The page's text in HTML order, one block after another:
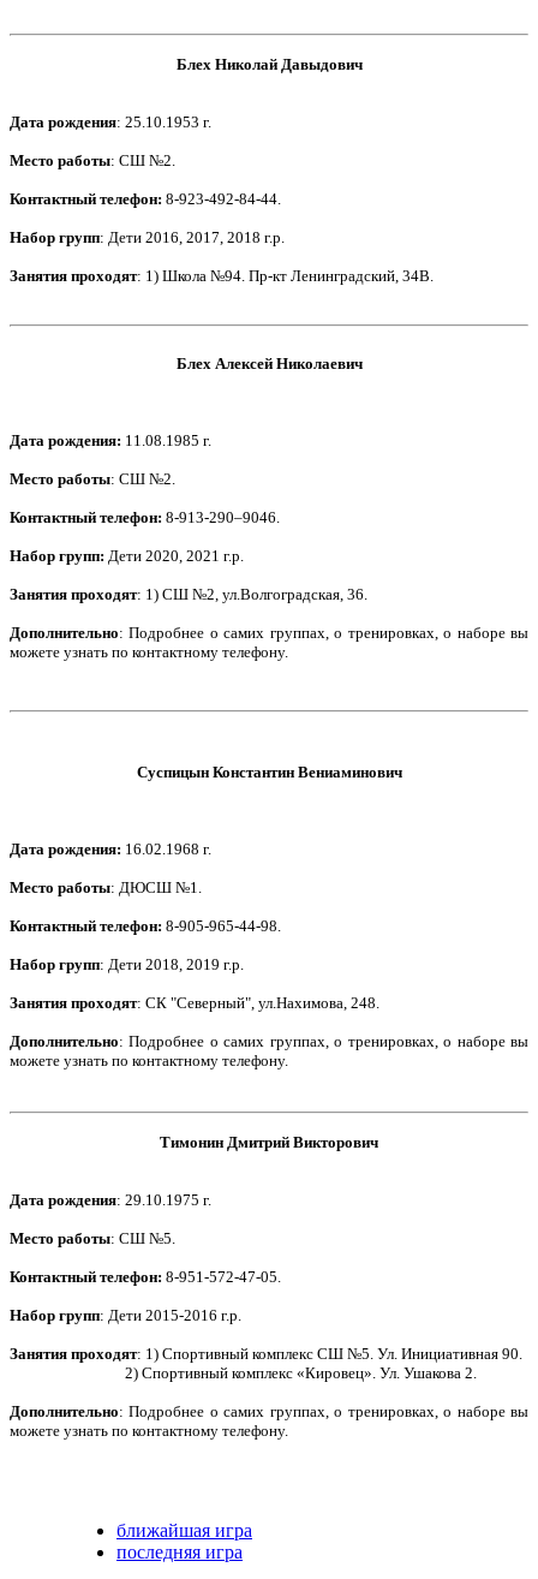
Блех Николай Давыдович
Дата рождения: 25.10.1953 г.
Место работы: СШ №2.
Контактный телефон: 8-923-492-84-44.
Набор групп: Дети 2016, 2017, 2018 г.р.
Занятия проходят: 1) Школа №94. Пр-кт Ленинградский, 34В.
Блех Алексей Николаевич
Дата рождения: 11.08.1985 г.
Место работы: СШ №2.
Контактный телефон: 8-913-290–9046.
Набор групп: Дети 2020, 2021 г.р.
Занятия проходят: 1) СШ №2, ул.Волгоградская, 36.
Дополнительно: Подробнее о самих группах, о тренировках, о наборе вы
можете узнать по контактному телефону.
Суспицын Константин Вениаминович
Дата рождения: 16.02.1968 г.
Место работы: ДЮСШ №1.
Контактный телефон: 8-905-965-44-98.
Набор групп: Дети 2018, 2019 г.р.
Занятия проходят: СК "Северный", ул.Нахимова, 248.
Дополнительно:Подробнее о самих группах, о тренировках, о наборе вы
можете узнать по контактному телефону.
Тимонин Дмитрий Викторович
Дата рождения: 29.10.1975 г.
Место работы: СШ №5.
Контактный телефон: 8-951-572-47-05.
Набор групп: Дети 2015-2016 г.р.
Занятия проходят: 1) Спортивный комплекс СШ №5. Ул. Инициативная 90.
2) Спортивный комплекс «Кировец». Ул. Ушакова 2.
Дополнительно: Подробнее о самих группах, о тренировках, о наборе вы
можете узнать по контактному телефону.
ближайшая игра
последняя игра